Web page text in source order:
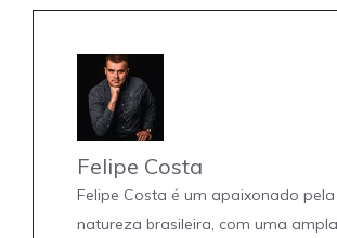
Felipe Costa
Felipe Costa é um apaixonado
natureza brasileira, com uma ampla